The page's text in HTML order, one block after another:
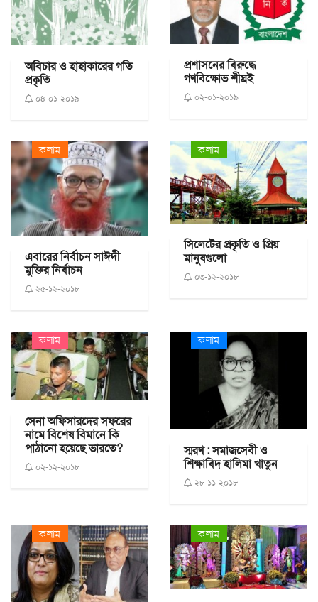
অবিচার ও হাহাকারের গতি
প্রকৃতি
০৪-০১-২০১৯
প্রশাসনের বিরুদ্ধে
গণবিক্ষোভ শীঘ্রই
০২-০১-২০১৯
কলাম
এবারের নির্বাচন সাঈদী
মুক্তির নির্বাচন
২৫-১২-২০১৮
কলাম
সিলেটের প্রকৃতি ও প্রিয়
মানুষগুলো
০৩-১২-২০১৮
কলাম
সেনা অফিসারদের সফরের
নামে বিশেষ বিমানে কি
পাঠানো হয়েছে ভারতে?
০২-১২-২০১৮
কলাম
স্মরণ : সমাজসেবী ও
শিক্ষাবিদ হালিমা খাতুন
২৮-১১-২০১৮
কলাম কলাম